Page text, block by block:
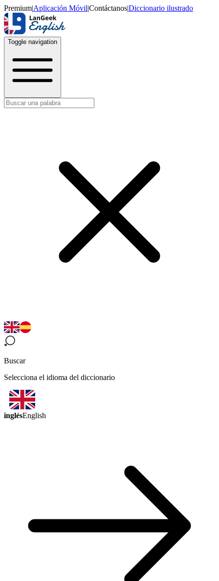
Premium|Aplicación Móvil|Contáctanos|Diccionario ilustrado
Toggle navigation
Buscar
Selecciona el idioma del diccionario
inglésEnglish